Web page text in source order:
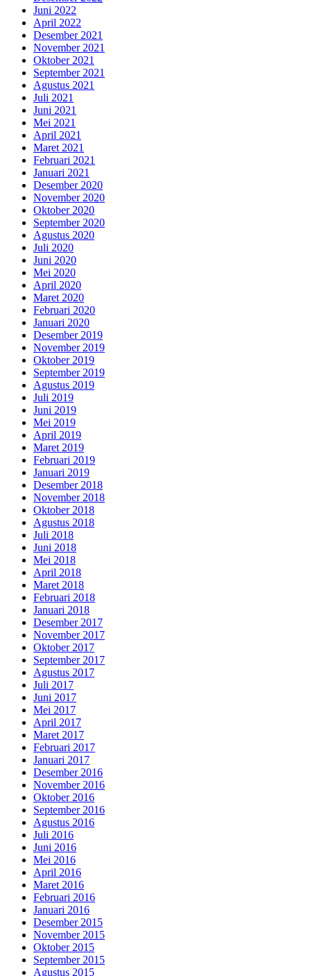
Juni 2022
April 2022
Desember 2021
November 2021
Oktober 2021
September 2021
Agustus 2021
Juli 2021
Juni 2021
Mei 2021
April 2021
Maret 2021
Februari 2021
Januari 2021
Desember 2020
November 2020
Oktober 2020
September 2020
Agustus 2020
Juli 2020
Juni 2020
Mei 2020
April 2020
Maret 2020
Februari 2020
Januari 2020
Desember 2019
November 2019
Oktober 2019
September 2019
Agustus 2019
Juli 2019
Juni 2019
Mei 2019
April 2019
Maret 2019
Februari 2019
Januari 2019
Desember 2018
November 2018
Oktober 2018
Agustus 2018
Juli 2018
Juni 2018
Mei 2018
April 2018
Maret 2018
Februari 2018
Januari 2018
Desember 2017
November 2017
Oktober 2017
September 2017
Agustus 2017
Juli 2017
Juni 2017
Mei 2017
April 2017
Maret 2017
Februari 2017
Januari 2017
Desember 2016
November 2016
Oktober 2016
September 2016
Agustus 2016
Juli 2016
Juni 2016
Mei 2016
April 2016
Maret 2016
Februari 2016
Januari 2016
Desember 2015
November 2015
Oktober 2015
September 2015
Agustus 2015